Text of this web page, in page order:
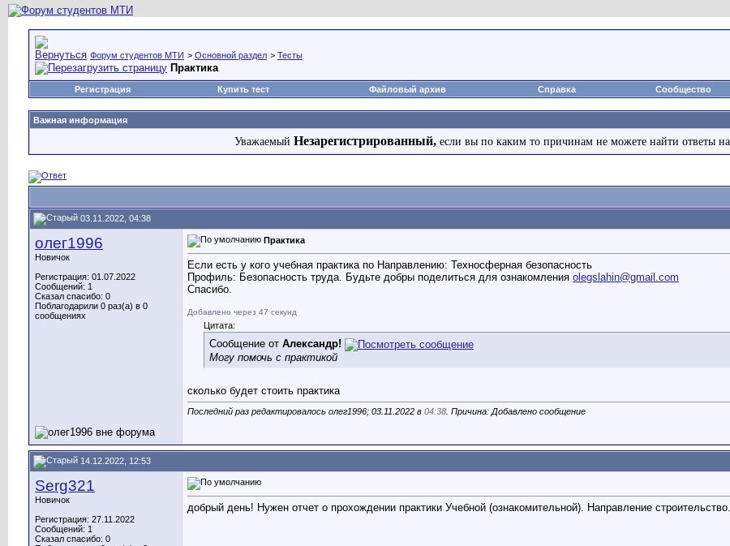
Форум студентов МТИ > Основной раздел > Тесты
Практика
Регистрация Купить тест Файловый архив Справка Сообщество
Важная информация
Уважаемый Незарегистрированный, если вы по каким то причинам не можете найти ответы
03.11.2022, 04:38
олег1996
Новичок
Регистрация: 01.07.2022
Сообщений: 1
Сказал спасибо: 0
Поблагодарили 0 раз(а) в 0
сообщениях
Практика
Если есть у кого учебная практика по Направлению: Техносферная безопасность
Профиль: Безопасность труда. Будьте добры поделиться для ознакомления olegslahin@gmail.com
Спасибо.
Добавлено через 47 секунд
Цитата:
Сообщение от Александр!
Могу помочь с практикой
сколько будет стоить практика
Последний раз редактировалось олег1996; 03.11.2022 в 04:38 . Причина: Добавлено сообщение
14.12.2022, 12:53
Serg321
Новичок
Регистрация: 27.11.2022
Сообщений: 1
Сказал спасибо: 0
добрый день! Нужен отчет о прохождении практики Учебной (ознакомительной). Направление строительство.